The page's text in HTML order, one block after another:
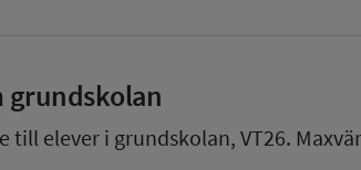
grundskolan
till elever i grundskolan, VT26.